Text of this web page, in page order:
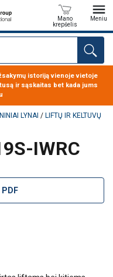
Mano
krepšelis
Meniu
istoriją vienoje vietoje
ir sąskaitas bet kada jums
LYNAI / LIFTŲ IR KELTUVŲ
IWRC